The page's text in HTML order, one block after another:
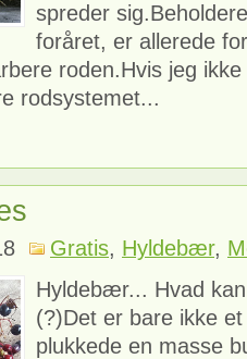
spreder
foråret, er allerede
roden.Hvis jeg
rodsystemet...
Gratis, Hyldebær,
Hyldebær... Hvad
(?)Det er bare ikke
plukkede en masse